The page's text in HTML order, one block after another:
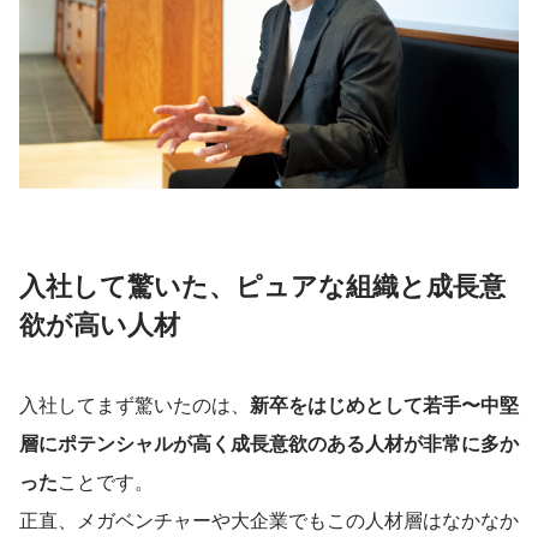
入社して驚いた、ピュアな組織と成長意
欲が高い人材
入社してまず驚いたのは、 新卒をはじめとして若手〜中堅
層にポテンシャルが高く成長意欲のある人材が非常に多か
ったことです。
正直、メガベンチャーや大企業でもこの人材層はなかなか